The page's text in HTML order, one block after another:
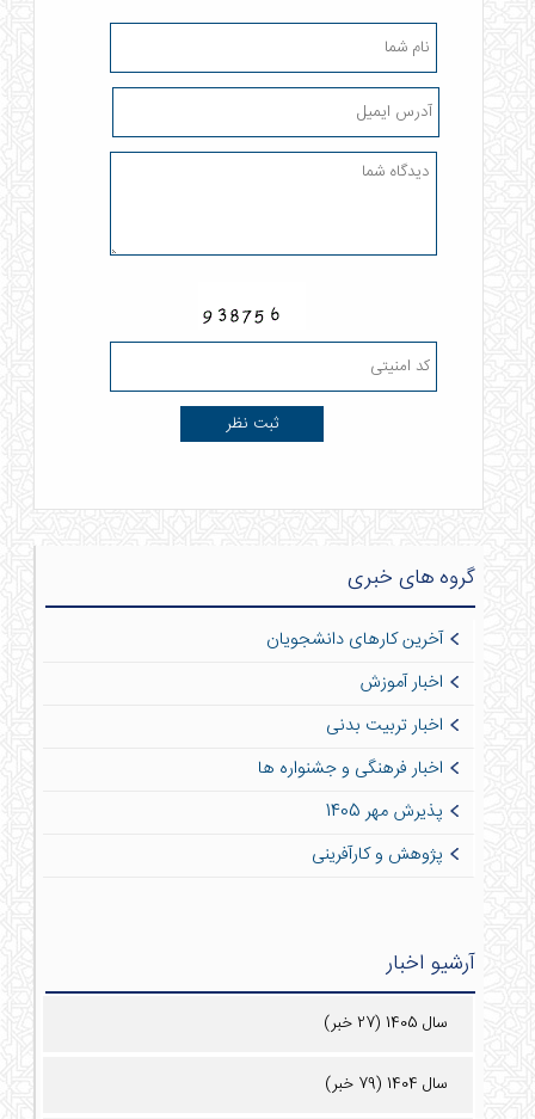
گروه های خبری
آخرین کارهای دانشجویان
اخبار آموزش
اخبار تربیت بدنی
اخبار فرهنگی و جشنواره ها
پذیرش مهر 1405
پژوهش و کارآفرینی
آرشیو اخبار
سال 1405 (27 خبر)
سال 1404 (79 خبر)